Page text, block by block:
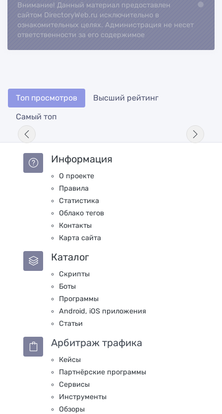
Внимание! Данный материал предоставлен
сайтом DirectoryWeb.ru исключительно в
ознакомительных целях. Администрация не несет
ответственности за его содержимое
Топ просмотров
Высший рейтинг
Самый топ
Информация
О проекте
Правила
Статистика
Облако тегов
Контакты
Карта сайта
Каталог
Скрипты
Боты
Программы
Android, iOS приложения
Статьи
Арбитраж трафика
Кейсы
Партнёрские программы
Сервисы
Инструменты
Обзоры